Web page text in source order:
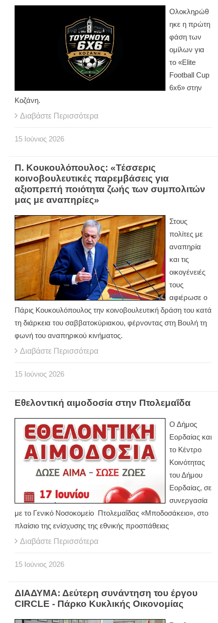
Ολοκληρώθ
ηκε η πρώτη
φάση των
ομίλων για
το «Elite
Football
Cup
6x6» στην
Κοζάνη.
Διαβάστε Περισσότερα
15 Ιούνιος 2026
Π. Κουκουλόπουλος: «Τέσσερις
κοινοβουλευτικές παρεμβάσεις για
αξιοπρεπή ποιότητα ζωής των συμπολιτών
μας με αναπηρίες»
Στους
πολίτες με
αναπηρία
και τις
οικογένειές
τους
αφιέρωσε ο
Πάρις Κουκουλόπουλος την κοινοβουλευτική δράση του κατά
τη διάρκεια του σαββατοκύριακου, φέρνοντας στη Βουλή τη
φωνή του αναπηρικού κινήματος.
Διαβάστε Περισσότερα
15 Ιούνιος 2026
Εθελοντική αιμοδοσία στην Πτολεμαΐδα
Ο Δήμος
Εορδαίας και
το Κέντρο
Κοινότητας
του Δήμου
Εορδαίας, σε
συνεργασία
με το Γενικό Νοσοκομείο Πτολεμαΐδας «Μποδοσάκειο», στο
πλαίσιο της ενίσχυσης της εθνικής προσπάθειας
Διαβάστε Περισσότερα
15 Ιούνιος 2026
ΔΙΑΔΥΜΑ: Δεύτερη συνάντηση του έργου
CIRCLE - Πάρκο Κυκλικής Οικονομίας